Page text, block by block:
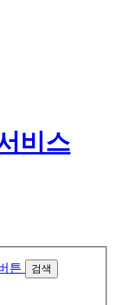
검색